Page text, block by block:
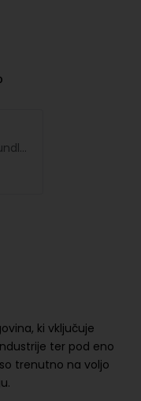
ki vključuje
ter pod eno
trenutno na voljo